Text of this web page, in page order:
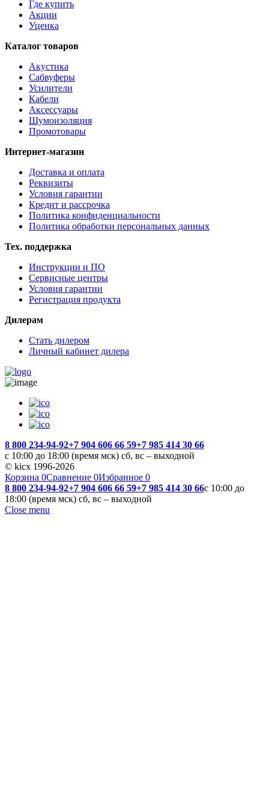
Где купить
Акции
Уценка
Каталог товаров
Акустика
Сабвуферы
Усилители
Кабели
Аксессуары
Шумоизоляция
Промотовары
Интернет-магазин
Доставка и оплата
Реквизиты
Условия гарантии
Кредит и рассрочка
Политика конфиденциальности
Политика обработки персональных данных
Тех. поддержка
Инструкции и ПО
Сервисные центры
Условия гарантии
Регистрация продукта
Дилерам
Стать дилером
Личный кабинет дилера
8 800 234-94-92+7 904 606 66 59+7 985 414 30 66
с 10:00 до 18:00 (время мск) сб, вс – выходной
© kicx 1996-2026
Корзина 0Сравнение 0Избранное 0
8 800 234-94-92+7 904 606 66 59+7 985 414 30 66с 10:00 до
18:00 (время мск) сб, вс – выходной
Close menu